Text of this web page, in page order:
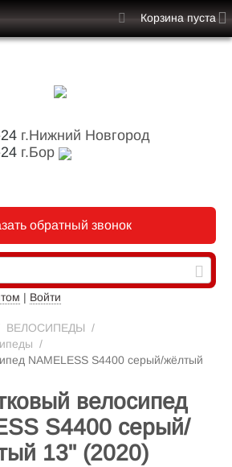
г.Нижний Новгород
г.Бор
обратный звонок
| Войти
Корзина пуста
ВЕЛОСИПЕДЫ /
/
NAMELESS S4400 серый/жёлтый
велосипед
S4400 серый/
13" (2020)